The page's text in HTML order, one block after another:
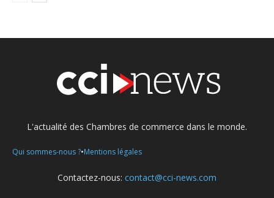
L'actualité des Chambres de commerce dans le monde.
Qui sommes-nous ?•Mentions légales
Contactez-nous: contact@cci-news.com